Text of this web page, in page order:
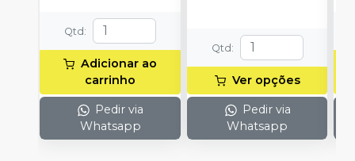
Qtd:
Adicionar ao
carrinho
Pedir via
Whatsapp
Qtd:
Ver opções
Pedir via
Whatsapp